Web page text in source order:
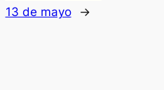
13 de mayo
→